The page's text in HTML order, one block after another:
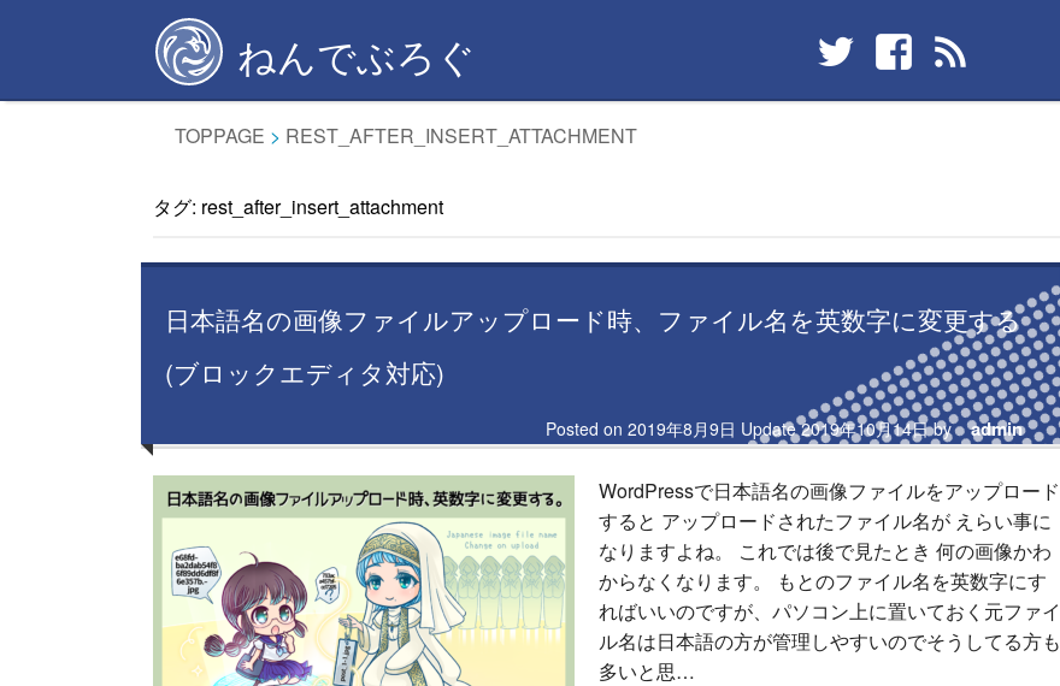
ねんでぶろぐ
TOPPAGE > REST_AFTER_INSERT_ATTACHMENT
タグ: rest_after_insert_attachment
日本語名の画像ファイルアップロード時、ファイル名を英数字に変更する
(ブロックエディタ対応)
Posted on 2019年8月9日 Update2019年10月14日by admin
WordPressで日本語名の画像ファイルをアップロード
すると アップロードされたファイル名が えらい事に
なりますよね。 これでは後で見たとき 何の画像かわ
からなくなります。 もとのファイル名を英数字にす
ればいいのですが、パソコン上に置いておく元ファイ
ル名は日本語の方が管理しやすいのでそうしてる方も
多いと思…